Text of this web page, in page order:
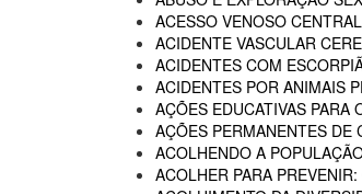
ACESSO VENOSO CENTRAL
ACIDENTE VASCULAR
ACIDENTES COM
ACIDENTES POR ANIMAIS
AÇÕES EDUCATIVAS PARA
AÇÕES PERMANENTES DE
ACOLHENDO A
ACOLHER PARA